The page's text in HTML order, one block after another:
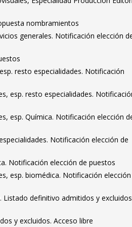
nombramientos
generales. Notificación elección
resto especialidades. Notificación
esp. resto especialidades.
esp. Química. Notificación elección
Notificación elección de
Notificación elección de puestos
esp. biomédica. Notificación
Listado definitivo admitidos y
y excluidos. Acceso libre